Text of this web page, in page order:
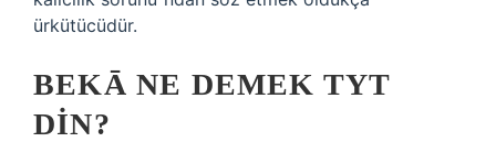
ürkütücüdür.
BEKĀ NE DEMEK TYT
DIN?